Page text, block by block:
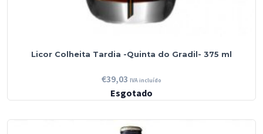
Licor Colheita Tardia -Quinta do Gradil- 375 ml
€39,03 IVA incluído
Esgotado